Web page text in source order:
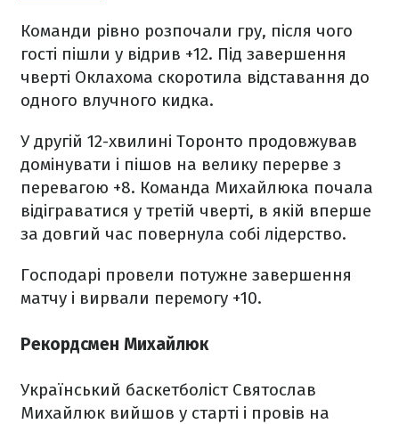
Команди рівно розпочали гру, після чого
гості пішли у відрив +12. Під завершення
чверті Оклахома скоротила відставання до
одного влучного кидка.
У другій 12-хвилині Торонто продовжував
домінувати і пішов на велику перерве з
перевагою +8. Команда Михайлюка почала
відіграватися у третій чверті, в якій вперше
за довгий час повернула собі лідерство.
Господарі провели потужне завершення
матчу і вирвали перемогу +10.
Рекордсмен Михайлюк
Український баскетболіст Святослав
Михайлюк вийшов у старті і провів на